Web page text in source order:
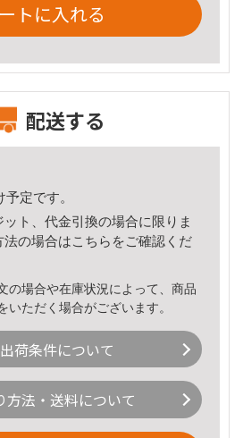
トに入れる
配送する
定です。
ト、代金引換の場合に限りま
法の場合はこちら をご確認くだ
の場合や在庫状況によって、商品
いただく場合がございます。
荷条件について
方法・送料について